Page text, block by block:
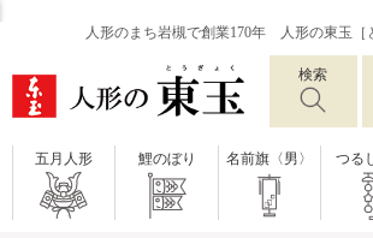
人形のまち岩槻で創業170年 人形の東玉［
検索
五月人形 鯉のぼり 名前旗〈男〉 つる